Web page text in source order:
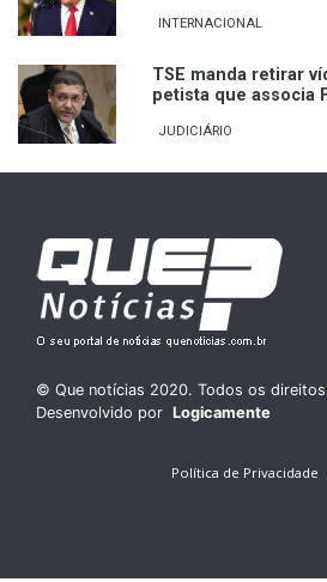
INTERNACIONAL
TSE manda retirar
petista que associa
JUDICIÁRIO
© Que notícias 2020. Todos os
Desenvolvido por Logicamente
Política de Privacidade